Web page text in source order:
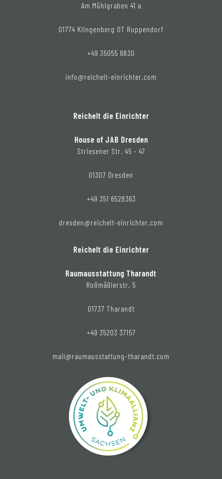
Am Mühlgraben 41 a
01774 Klingenberg OT Ruppendorf
+49 35055 6830
info@reichelt-einrichter.com
Reichelt die Einrichter
House of JAB Dresden
Striesener Str. 45 - 47
01307 Dresden
+49 351 6528363
dresden@reichelt-einrichter.com
Reichelt die Einrichter
Raumausstattung Tharandt
Roßmäßlerstr. 5
01737 Tharandt
+49 35203 37157
mail@raumausstattung-tharandt.com